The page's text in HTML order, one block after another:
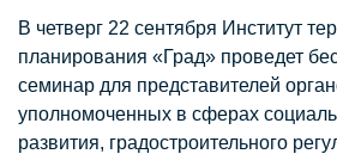
В четверг 22 сентября Институт
планирования «Град» проведет
семинар для представителей
уполномоченных в сферах
развития, градостроительного